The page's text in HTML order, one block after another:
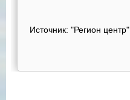
Источник: "Регион центр"